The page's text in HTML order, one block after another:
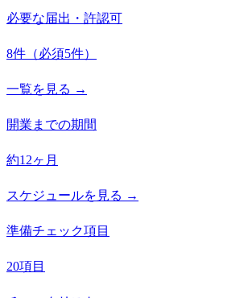
必要な届出・許認可
8件 （必須5件）
一覧を見る →
開業までの期間
約12ヶ月
スケジュールを見る →
準備チェック項目
20項目